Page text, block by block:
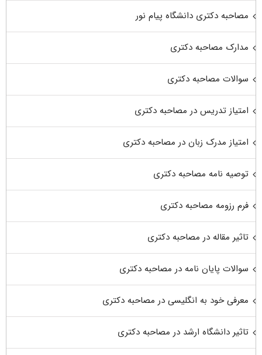
مصاحبه دکتری دانشگاه پیام نور
مدارک مصاحبه دکتری
سوالات مصاحبه دکتری
امتیاز تدریس در مصاحبه دکتری
امتیاز مدرک زبان در مصاحبه دکتری
توصیه نامه مصاحبه دکتری
فرم رزومه مصاحبه دکتری
تاثیر مقاله در مصاحبه دکتری
سوالات پایان نامه در مصاحبه دکتری
معرفی خود به انگلیسی در مصاحبه دکتری
تاثیر دانشگاه ارشد در مصاحبه دکتری